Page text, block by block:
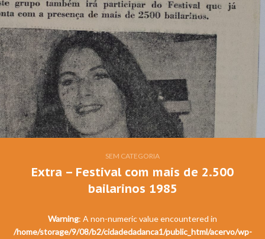
SEM CATEGORIA
Extra – Festival com mais de 2.500
bailarinos 1985
Warning: A non-numeric value encountered in
/home/storage/9/08/b2/cidadedadanca1/public_html/acervo/wp-